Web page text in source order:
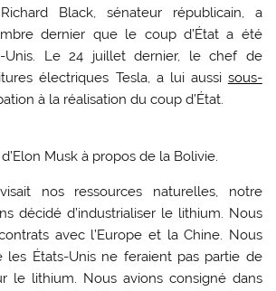
Black, sénateur républicain, a
dernier que le coup d’État a été
Unis. Le 24 juillet dernier, le chef de
électriques Tesla, a lui aussi sous-
à la réalisation du coup d’État.
Musk à propos de la Bolivie.
nos ressources naturelles, notre
décidé d’industrialiser le lithium. Nous
avec l’Europe et la Chine. Nous
les États-Unis ne feraient pas partie de
le lithium. Nous avions consigné dans